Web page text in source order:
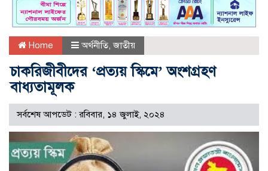
Home অর্থনীতি ,জাতীয়
চাকরিজীবীদের ‘প্রত্যয় স্কিমে’ অংশগ্রহণ
বাধ্যতামূলক
সর্বশেষ আপডেট : রবিবার, ১৪ জুলাই, ২০২৪